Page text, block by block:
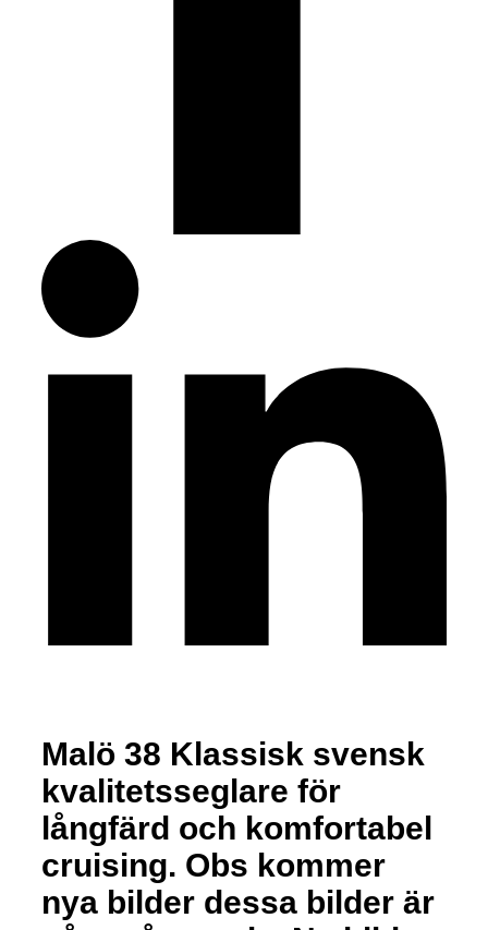
Malö 38 Klassisk svensk
kvalitetsseglare för
långfärd och komfortabel
cruising. Obs kommer
nya bilder dessa bilder är